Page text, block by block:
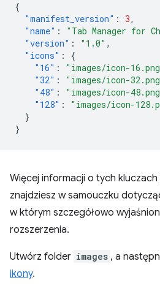
{
"manifest_version" : 3,
"name" : "Tab Manager for
"version" : "1.0" ,
"icons" :
{
"16" : "images/icon-
"32" : "images/icon-
"48" : "images/icon-
"128" :
"images/icon-
}
}
Więcej informacji o tych
znajdziesz w samouczku
w którym szczegółowo
rozszerzenia.
Utwórz folder images , a
ikony.